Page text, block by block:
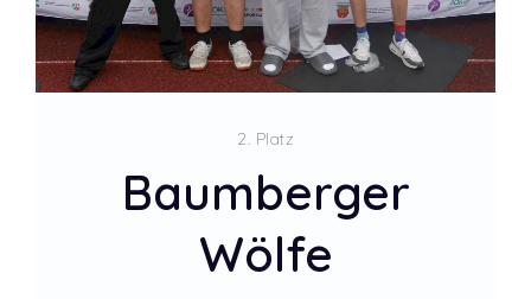
Baumberger
Wölfe
2. Platz